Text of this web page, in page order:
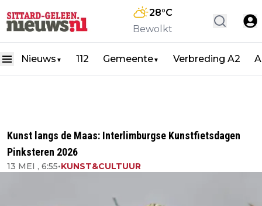
28°C
Bewolkt
Nieuws ▼ 112 Gemeente▼ Verbreding A2
Kunst langs de Maas: Interlimburgse Kunstfietsdagen
Pinksteren 2026
13 MEI , 6:55•KUNST&CULTUUR